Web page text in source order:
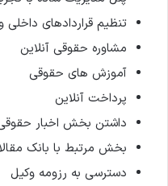
تنظیم قراردادهای داخلی
مشاوره حقوقی آنلاین
آموزش های حقوقی
پرداخت آنلاین
داشتن بخش اخبار
بخش مرتبط با بانک
دسترسی به رزومه وکیل